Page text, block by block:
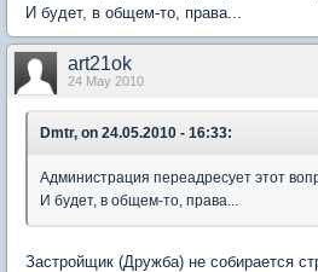
И будет, в общем-то, права...
art21ok
24 May 2010
Dmtr, on 24.05.2010 - 16:33:
Администрация переадресует этот
И будет, в общем-то, права...
Застройщик (Дружба) не собирается